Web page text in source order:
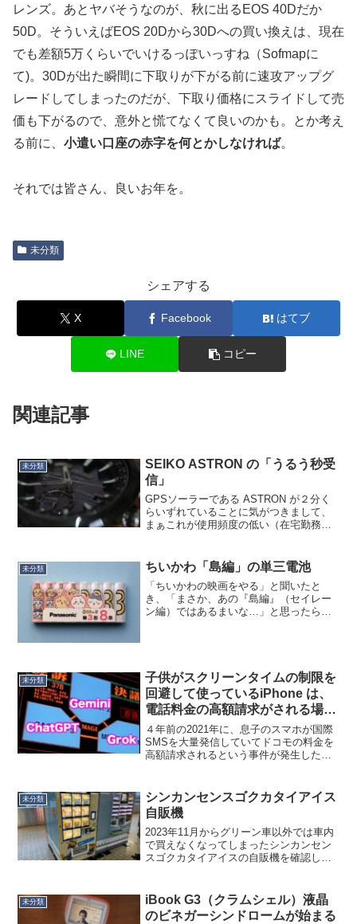
レンズ。あとヤバそうなのが、秋に出るEOS 40Dだか
50D。そういえばEOS 20Dから30Dへの買い換えは、現在
でも差額5万くらいでいけるっぽいっすね（Sofmapに
て)。30Dが出た瞬間に下取りが下がる前に速攻アップグ
レードしてしまったのだが、下取り価格にスライドして売
価も下がるので、意外と慌てなくて良いのかも。とか考え
る前に、 小遣い口座の赤字を何とかしなければ。
それでは皆さん、良いお年を。
未分類
シェアする
X Facebook はてブ
LINE コピー
関連記事
未分類
SEIKO ASTRON の「うるう秒受
信」
GPSソーラーである ASTRON が２分く
らいずれていることに気がつきまして、
まぁこれが使用頻度の低い（在宅勤務多
押しで強制GPS受信。すると、インジケ
ーターが「時...
未分類 ちいかわ「島編」の単三電池
「ちいかわの映画をやる」と聞いたと
き、「まさか、あの『島編』（セイレー
ン編）ではあるまいな…」と思ったらそ
未分類
子供がスクリーンタイムの制限を
回避して使っているiPhone は、
電話料金の高額請求がされる場合
がある
４年前の2021年に、息子のスマホが国際
SMSを大量発信していてドコモの料金を
高額請求されるという事件が発生したの
が判明しました。結論を先に書きます。
スクリーンタイム...
未分類
シンカンセンスゴクカタイアイス
自販機
2023年11月からグリーン車以外では車内
で買えなくなってしまったシンカンセン
スゴクカタイアイスの自販機を確認しま
ティーワンが！しかもサーティーワンの
方が高い！挑戦的だ...
未分類
iBook G3（クラムシェル）液晶
のビネガーシンドロームが始まる